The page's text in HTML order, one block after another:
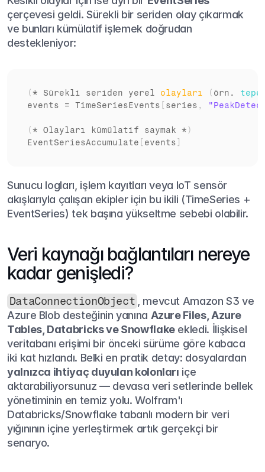
çerçevesi geldi. Sürekli bir seriden olay çıkarmak
ve bunları kümülatif işlemek doğrudan
destekleniyor:
(* Sürekli seriden yerel olayları ( örn . tepe
events = TimeSeriesEvents series ,
(* Olayları kümülatif saymak * )
EventSeriesAccumulate
events
Sunucu logları, işlem kayıtları veya IoT sensör
akışlarıyla çalışan ekipler için bu ikili (TimeSeries +
EventSeries) tek başına yükseltme sebebi olabilir.
Veri kaynağı bağlantıları nereye
kadar genişledi?
DataConnectionObject
, mevcut Amazon S3 ve
Azure Blob desteğinin yanına Azure Files, Azure
Tables, Databricks ve Snowflake ekledi. İlişkisel
veritabanı erişimi bir önceki sürüme göre kabaca
yalnızca ihtiyaç duyulan kolonları içe
aktarabiliyorsunuz — devasa veri setlerinde bellek
yönetiminin en temiz yolu. Wolfram'ı
Databricks/Snowflake tabanlı modern bir veri
yığınının içine yerleştirmek artık gerçekçi bir
senaryo.